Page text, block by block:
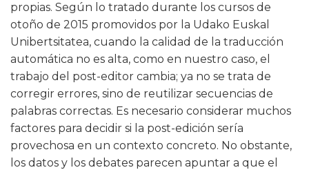
propias. Según lo tratado durante los cursos de
otoño de 2015 promovidos por la Udako Euskal
Unibertsitatea, cuando la calidad de la traducción
automática no es alta, como en nuestro caso, el
trabajo del post-editor cambia; ya no se trata de
corregir errores, sino de reutilizar secuencias de
palabras correctas. Es necesario considerar muchos
factores para decidir si la post-edición sería
provechosa en un contexto concreto. No obstante,
los datos y los debates parecen apuntar a que el